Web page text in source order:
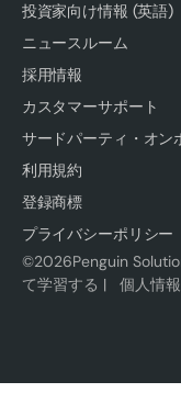
投資家向け情報 (英語)
ニュースルーム
採用情報
カスタマーサポート
サードパーティ・オン
利用規約
登録商標
プライバシーポリシー
©2026Penguin
て学習する | 個人情